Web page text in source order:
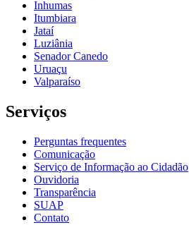
Inhumas
Itumbiara
Jataí
Luziânia
Senador Canedo
Uruaçu
Valparaíso
Serviços
Perguntas frequentes
Comunicação
Serviço de Informação ao Cidadão
Ouvidoria
Transparência
SUAP
Contato